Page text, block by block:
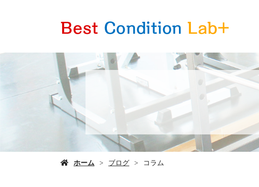
ホーム ブログ コラム